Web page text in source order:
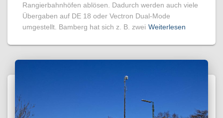
Rangierbahnhöfen ablösen. Dadurch werden auch viele
Übergaben auf DE 18 oder Vectron Dual-Mode
umgestellt. Bamberg hat sich z. B. zwei Weiterlesen